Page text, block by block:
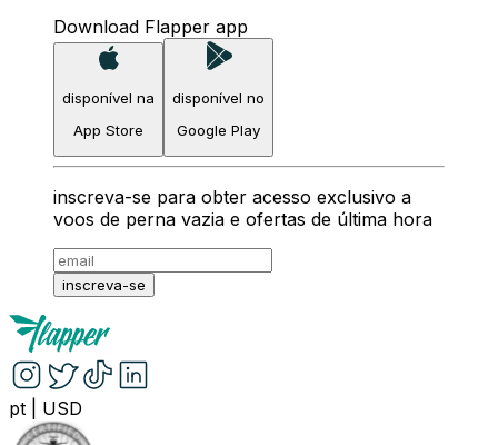
Download Flapper app
disponível na
App Store
disponível no
Google Play
inscreva-se para obter acesso exclusivo a
voos de perna vazia e ofertas de última hora
inscreva-se
pt USD